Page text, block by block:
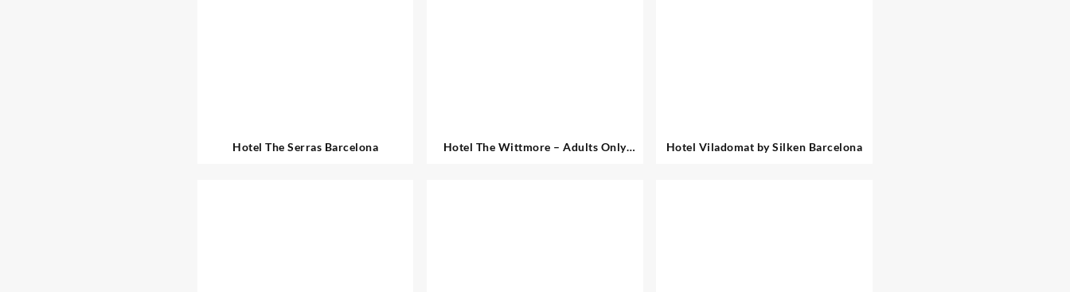
Hotel The Serras Barcelona
Hotel The Wittmore – Adults Only
Hotel Viladomat by Silken Barcelona